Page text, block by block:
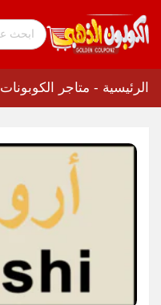
الرئيسية - متاجر الكوبونات